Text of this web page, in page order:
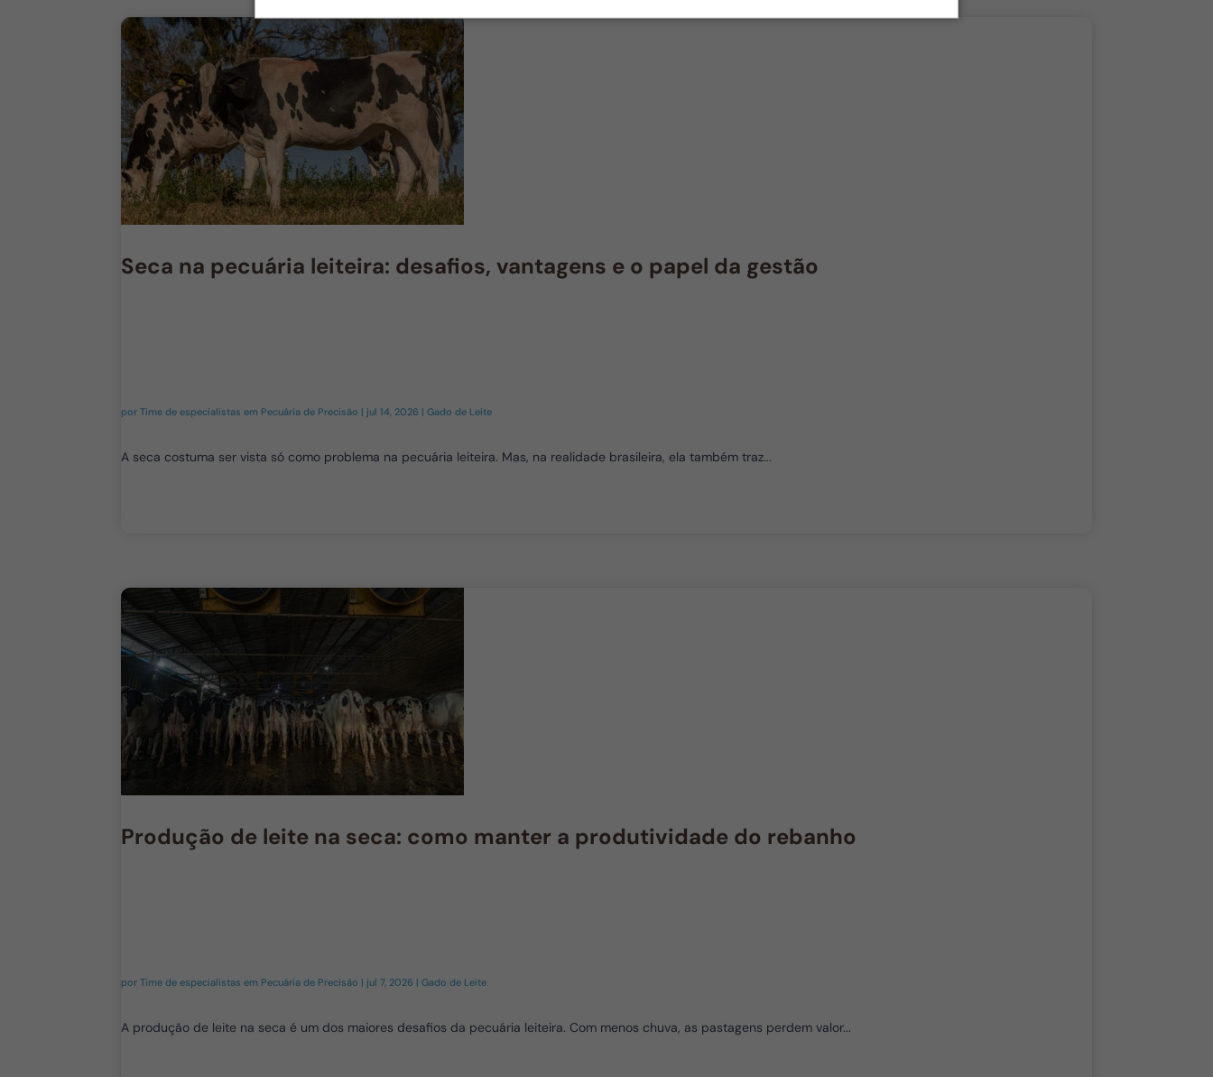
Seca na pecuária leiteira: desafios, vantagens e o papel da gestão
porTime de especialistas em Pecuária de Precisão | jul 14, 2026 |Gado de Leite
A seca costuma ser vista só como problema na pecuária leiteira. Mas, na realidade brasileira, ela também traz...
Produção de leite na seca: como manter a produtividade do rebanho
porTime de especialistas em Pecuária de Precisão | jul 7, 2026 |Gado de Leite
A produção de leite na seca é um dos maiores desafios da pecuária leiteira. Com menos chuva, as pastagens perdem valor...